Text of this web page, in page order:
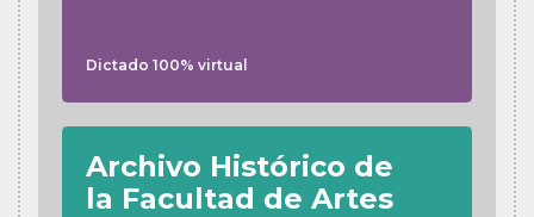
Dictado 100% virtual
Archivo Histórico de
la Facultad de Artes